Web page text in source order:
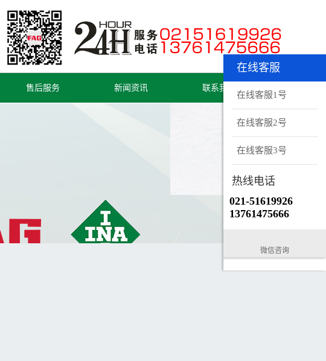
售后服务 新闻资讯 联系我们
在线客服
在线客服1号
在线客服2号
在线客服3号
热线电话
021-51619926
13761475666
微信咨询